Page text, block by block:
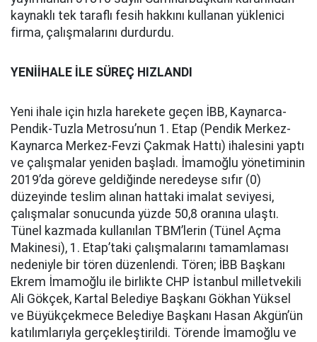
kaynaklı tek taraflı fesih hakkını kullanan yüklenici
firma, çalışmalarını durdurdu.
YENİİHALE İLE SÜREÇ HIZLANDI
Yeni ihale için hızla harekete geçen İBB, Kaynarca-
Pendik-Tuzla Metrosu’nun 1. Etap (Pendik Merkez-
Kaynarca Merkez-Fevzi Çakmak Hattı) ihalesini yaptı
ve çalışmalar yeniden başladı. İmamoğlu yönetiminin
2019’da göreve geldiğinde neredeyse sıfır (0)
düzeyinde teslim alınan hattaki imalat seviyesi,
çalışmalar sonucunda yüzde 50,8 oranına ulaştı.
Tünel kazmada kullanılan TBM’lerin (Tünel Açma
Makinesi), 1. Etap’taki çalışmalarını tamamlaması
nedeniyle bir tören düzenlendi. Tören; İBB Başkanı
Ekrem İmamoğlu ile birlikte CHP İstanbul milletvekili
Ali Gökçek, Kartal Belediye Başkanı Gökhan Yüksel
ve Büyükçekmece Belediye Başkanı Hasan Akgün’ün
katılımlarıyla gerçekleştirildi. Törende İmamoğlu ve